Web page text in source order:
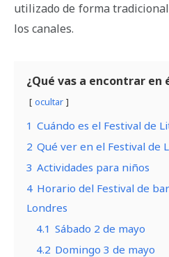
utilizado de forma
los canales.
¿Qué vas a encontrar
ocultar
1 Cuándo es el Festival de
2 Qué ver en el Festival de
3 Actividades para niños
4 Horario del Festival de
Londres
4.1 Sábado 2 de mayo
4.2 Domingo 3 de mayo